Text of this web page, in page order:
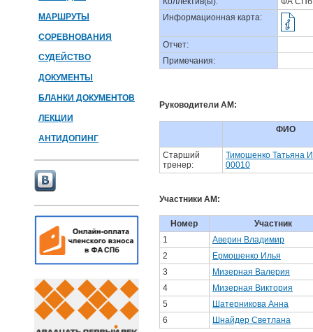
МАРШРУТЫ
СОРЕВНОВАНИЯ
СУДЕЙСТВО
ДОКУМЕНТЫ
БЛАНКИ ДОКУМЕНТОВ
ЛЕКЦИИ
АНТИДОПИНГ
Информационная карта:
Отчет:
Примечания:
Руководители АМ:
ФИО
Старший
тренер:
Тимошенко Татьяна
00010
Участники АМ:
Номер
Участник
1
Аверин Владимир
2
Ермошенко Илья
3
Мизерная Валерия
4
Мизерная Виктория
5
Шатерникова Анна
6
Шнайдер Светлана